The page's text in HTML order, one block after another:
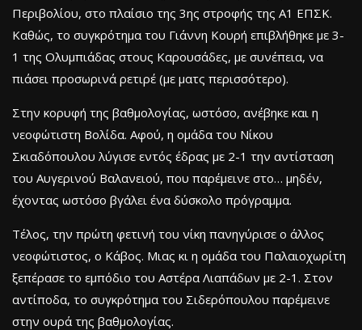
Περιβολίου, στο πλαίσιο της 3ης στροφής της Α1 ΕΠΣΚ.
Καθώς, το συγκρότημα του Γιάννη Κουρή επιβλήθηκε με 3-
1 της Ολυμπιάδας στους Καρουσάδες, με συνέπεια, να
πιάσει προσωρινά ρετιρέ (με ματς περισσότερο).
Στην κορυφή της βαθμολογίας, ωστόσο, ανέβηκε και η
νεοφώτιστη Βολίδα. Αφού, η ομάδα του Νίκου
Σκιαδόπουλου λύγισε εντός έδρας με 2-1 την αντίσταση
του Αυγερινού Βαλανειού, που παρέμεινε στο… μηδέν,
έχοντας ωστόσο βγάλει ένα δύσκολο πρόγραμμα.
Τέλος, την πρώτη φετινή του νίκη πανηγύρισε ο άλλος
νεοφώτιστος, ο Κάβος. Μιας κι η ομάδα του Παλαιοχωρίτη
ξεπέρασε το εμπόδιο του Αστέρα Λιαπάδων με 2-1. Στον
αντίποδα, το συγκρότημα του Σιδερόπουλου παρέμεινε
στην ουρά της βαθμολογίας.